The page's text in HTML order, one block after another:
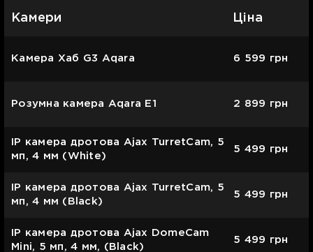
Камери Ціна
Камера Хаб G3 Aqara 6 599 грн
Розумна камера Aqara E1 2 899 грн
IP камера дротова Ajax TurretCam, 5
мп, 4 мм (White)
5 499 грн
IP камера дротова Ajax TurretCam, 5
мп, 4 мм (Black)
5 499 грн
IP камера дротова Ajax DomeCam
Mini, 5 мп, 4 мм, (Black)
5 499 грн